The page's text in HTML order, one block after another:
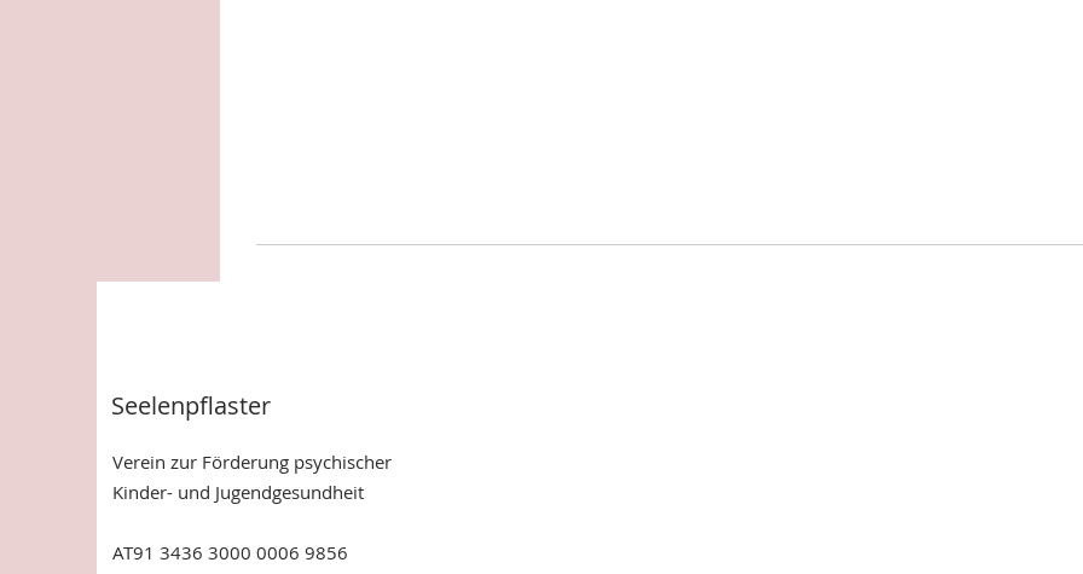
Seelenpflaster
Verein zur Förderung psychischer
Kinder- und Jugendgesundheit
AT91 3436 3000 0006 9856